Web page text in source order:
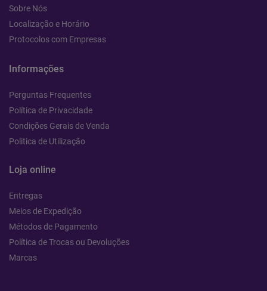
Sobre Nós
Localização e Horário
Protocolos com Empresas
Informações
Perguntas Frequentes
Política de Privacidade
Condições Gerais de Venda
Politica de Utilização
Loja online
Entregas
Meios de Expedição
Métodos de Pagamento
Política de Trocas ou Devoluções
Marcas